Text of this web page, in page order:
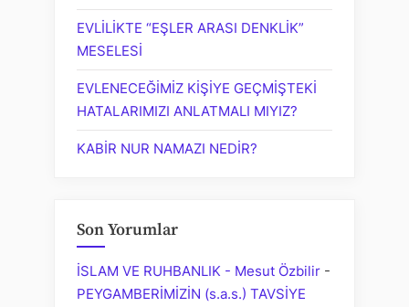
EVLİLİKTE “EŞLER ARASI DENKLİK”
MESELESİ
EVLENECEĞİMİZ KİŞİYE GEÇMİŞTEKİ
HATALARIMIZI ANLATMALI MIYIZ?
KABİR NUR NAMAZI NEDİR?
Son Yorumlar
İSLAM VE RUHBANLIK - Mesut Özbilir -
PEYGAMBERİMİZİN (s.a.s.) TAVSİYE